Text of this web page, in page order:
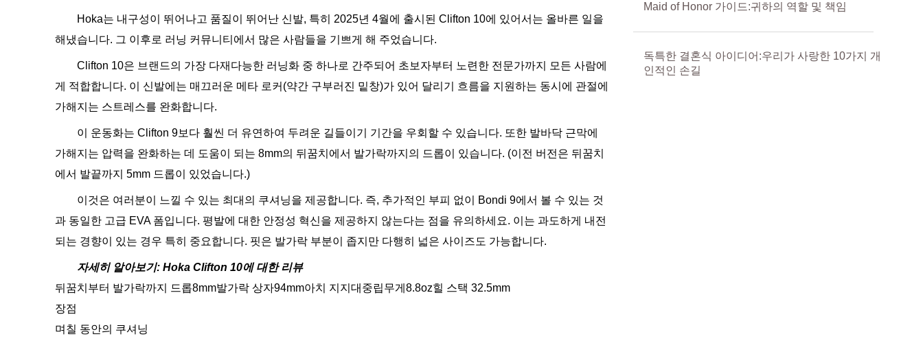
Hoka는 내구성이 뛰어나고 품질이 뛰어난 신발, 특히 2025년 4월에 출시된 Clifton 10에 있어서는 올바른 일을
해냈습니다. 그 이후로 러닝 커뮤니티에서 많은 사람들을 기쁘게 해 주었습니다.
Clifton 10은 브랜드의 가장 다재다능한 러닝화 중 하나로 간주되어 초보자부터 노련한 전문가까지 모든 사람에
게 적합합니다. 이 신발에는 매끄러운 메타 로커(약간 구부러진 밑창)가 있어 달리기 흐름을 지원하는 동시에 관절에
가해지는 스트레스를 완화합니다.
이 운동화는 Clifton 9보다 훨씬 더 유연하여 두려운 길들이기 기간을 우회할 수 있습니다. 또한 발바닥 근막에
가해지는 압력을 완화하는 데 도움이 되는 8mm의 뒤꿈치에서 발가락까지의 드롭이 있습니다. (이전 버전은 뒤꿈치
에서 발끝까지 5mm 드롭이 있었습니다.)
이것은 여러분이 느낄 수 있는 최대의 쿠셔닝을 제공합니다. 즉, 추가적인 부피 없이 Bondi 9에서 볼 수 있는 것
과 동일한 고급 EVA 폼입니다. 평발에 대한 안정성 혁신을 제공하지 않는다는 점을 유의하세요. 이는 과도하게 내전
되는 경향이 있는 경우 특히 중요합니다. 핏은 발가락 부분이 좁지만 다행히 넓은 사이즈도 가능합니다.
자세히 알아보기: Hoka Clifton 10에 대한 리뷰
뒤꿈치부터 발가락까지 드롭8mm발가락 상자94mm아치 지지대중립무게8.8oz힐 스택 32.5mm
장점
며칠 동안의 쿠셔닝
Maid of Honor 가이드:귀하의 역할 및 책임
독특한 결혼식 아이디어:우리가 사랑한 10가지 개
인적인 손길